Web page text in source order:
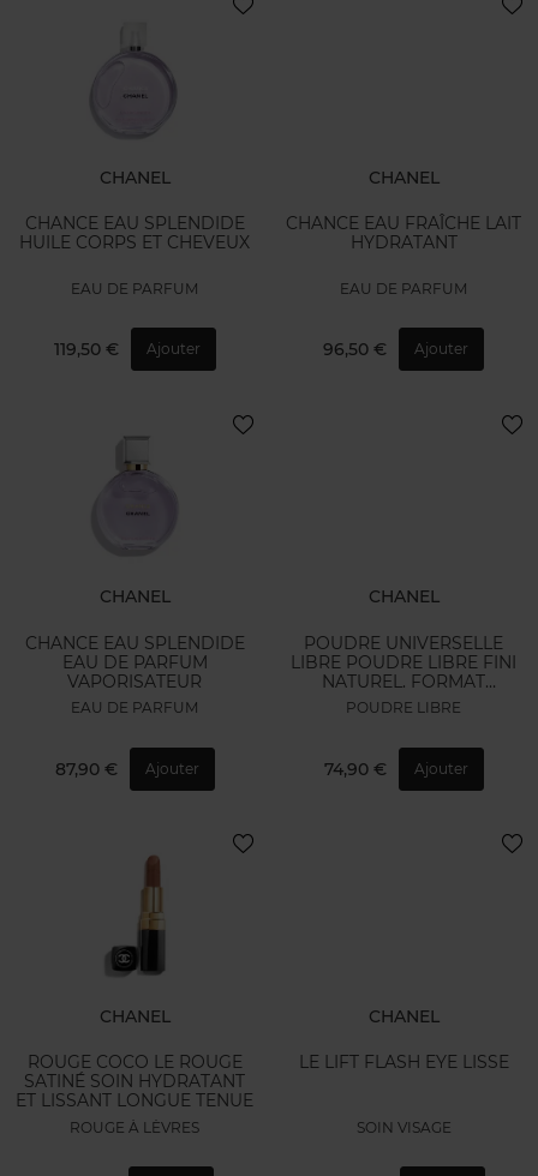
CHANEL
CHANCE EAU SPLENDIDE
HUILE CORPS ET CHEVEUX
EAU DE PARFUM
119,50 € Ajouter
CHANEL
CHANCE EAU FRAÎCHE LAIT
HYDRATANT
EAU DE PARFUM
96,50 € Ajouter
CHANEL
CHANCE EAU SPLENDIDE
EAU DE PARFUM
VAPORISATEUR
EAU DE PARFUM
87,90 € Ajouter
CHANEL
POUDRE UNIVERSELLE
LIBRE POUDRE LIBRE FINI
NATUREL. FORMAT
NOMADE
POUDRE LIBRE
74,90 € Ajouter
CHANEL
ROUGE COCO LE ROUGE
SATINÉ SOIN HYDRATANT
ET LISSANT LONGUE TENUE
ROUGE À LÈVRES
CHANEL
LE LIFT FLASH EYE LISSE
SOIN VISAGE